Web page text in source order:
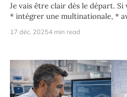
Je vais être clair dès le départ. Si votre objectif ultime est :
* intégrer une multinationale, * avoir rapidement un “bon
17 déc. 20254 min read